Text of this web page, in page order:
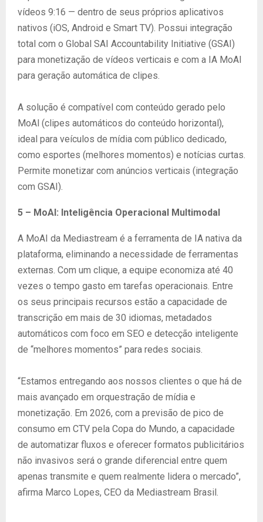
vídeos 9:16 — dentro de seus próprios aplicativos
nativos (iOS, Android e Smart TV). Possui integração
total com o Global SAI Accountability Initiative (GSAI)
para monetização de vídeos verticais e com a IA MoAI
para geração automática de clipes.
A solução é compatível com conteúdo gerado pelo
MoAl (clipes automáticos do conteúdo horizontal),
ideal para veículos de mídia com público dedicado,
como esportes (melhores momentos) e notícias curtas.
Permite monetizar com anúncios verticais (integração
com GSAI).
5 – MoAI: Inteligência Operacional Multimodal
A MoAI da Mediastream é a ferramenta de IA nativa da
plataforma, eliminando a necessidade de ferramentas
externas. Com um clique, a equipe economiza até 40
vezes o tempo gasto em tarefas operacionais. Entre
os seus principais recursos estão a capacidade de
transcrição em mais de 30 idiomas, metadados
automáticos com foco em SEO e detecção inteligente
de “melhores momentos” para redes sociais.
“Estamos entregando aos nossos clientes o que há de
mais avançado em orquestração de mídia e
monetização. Em 2026, com a previsão de pico de
consumo em CTV pela Copa do Mundo, a capacidade
de automatizar fluxos e oferecer formatos publicitários
não invasivos será o grande diferencial entre quem
apenas transmite e quem realmente lidera o mercado”,
afirma Marco Lopes, CEO da Mediastream Brasil.